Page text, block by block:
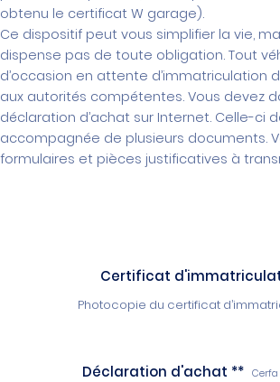
obtenu le certificat W garage).
Ce dispositif peut vous simplifier la vie,
dispense pas de toute obligation. Tout
d’occasion en attente d’immatriculation
aux autorités compétentes. Vous devez
déclaration d’achat sur Internet. Celle-ci
accompagnée de plusieurs documents.
formulaires et pièces justificatives à
Certificat
Photocopie du certificat
Déclaration d'achat Cerfa